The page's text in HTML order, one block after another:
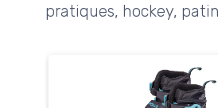
pratiques, hockey,